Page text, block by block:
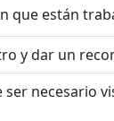
que están
y dar un
necesario